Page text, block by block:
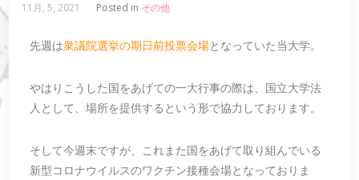
11月, 5, 2021 Posted in その他
先週は衆議院選挙の期日前投票会場となっていた当大学。
やはりこうした国をあげての一大行事の際は、国立大学法
人として、場所を提供するという形で協力しております。
そして今週末ですが、これまた国をあげて取り組んでいる
新型コロナウイルスのワクチン接種会場となっておりま